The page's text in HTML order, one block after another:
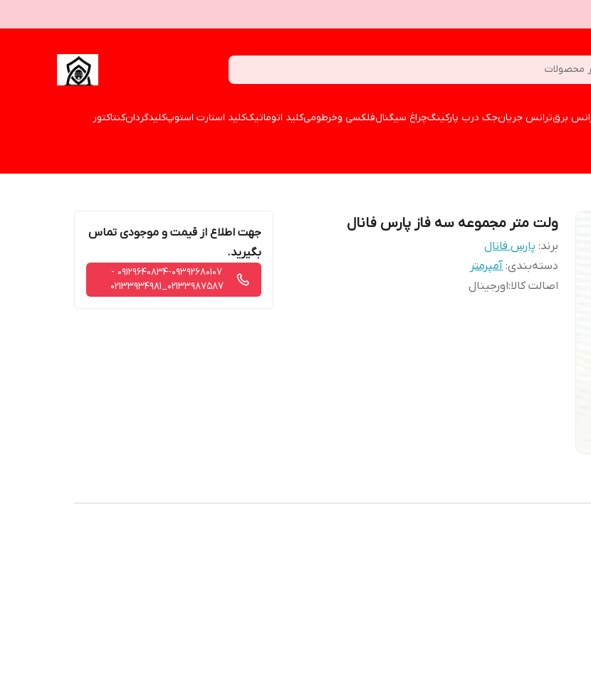
محصولات
برقترانس جریانجک درب پارکینگچراغ سیگنالفلکسی وخرطومیکلید اتوماتیککلید استارت استوپکلیدگردانکنتاکتور
ولت متر مجموعه سه فاز پارس فانال
برند: پارس فانال
دسته‌بندی:آمپرمتر
اصالت کالا:اورجینال
جهت اطلاع از قیمت و موجودی تماس
بگیرید.
09129640834-09392680107 -
02133987587_02133934981